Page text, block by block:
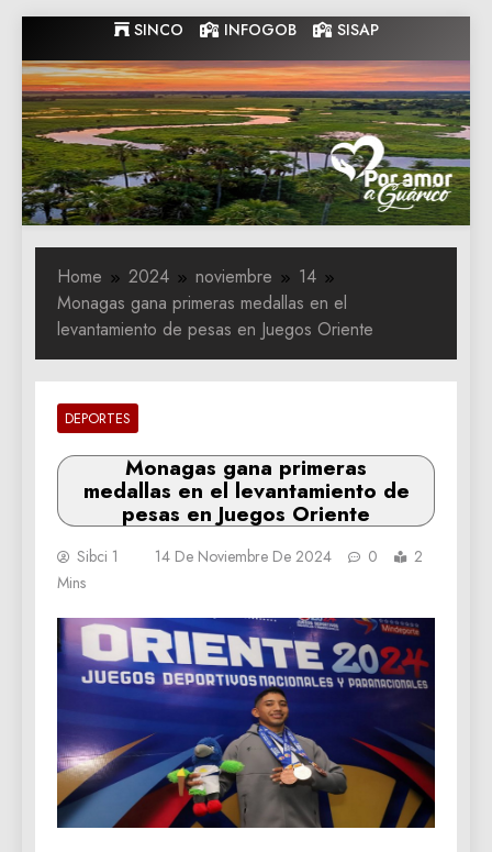
to
content
SINCO INFOGOB SISAP
Gobernacion
de Guarico
Gobernacion de Guarico
Home 2024 noviembre
14
Monagas gana primeras medallas en el
levantamiento de pesas en Juegos Oriente
DEPORTES
Monagas gana primeras
medallas en el levantamiento de
pesas en Juegos Oriente
Sibci 1 14 De Noviembre De 2024 0
2
Mins